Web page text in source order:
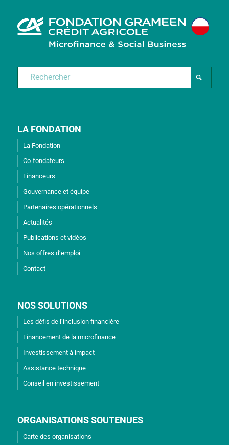
LA FONDATION
La Fondation
Co-fondateurs
Financeurs
Gouvernance et équipe
Partenaires opérationnels
Actualités
Publications et vidéos
Nos offres d’emploi
Contact
NOS SOLUTIONS
Les défis de l’inclusion financière
Financement de la microfinance
Investissement à impact
Assistance technique
Conseil en investissement
ORGANISATIONS SOUTENUES
Carte des organisations